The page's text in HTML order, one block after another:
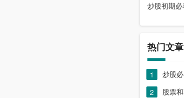
热门文章
1
2